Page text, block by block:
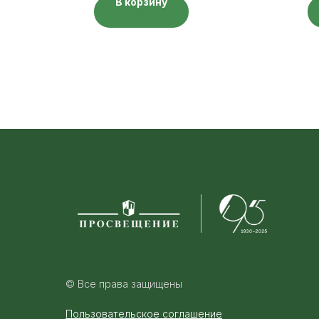
© Все права защищены
Пользовательское соглашение